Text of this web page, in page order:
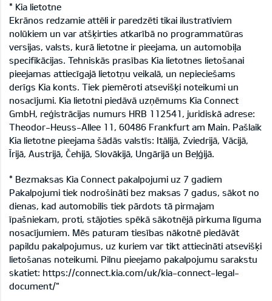
* Kia lietotne
Ekrānos redzamie attēli ir paredzēti tikai ilustratīviem
nolūkiem un var atšķirties atkarībā no programmatūras
versijas, valsts, kurā lietotne ir pieejama, un automobiļa
specifikācijas. Tehniskās prasības Kia lietotnes lietošanai
pieejamas attiecīgajā lietotņu veikalā, un nepieciešams
derīgs Kia konts. Tiek piemēroti atsevišķi noteikumi un
nosacījumi. Kia lietotni piedāvā uzņēmums Kia Connect
GmbH, reģistrācijas numurs HRB 112541, juridiskā adrese:
Theodor-Heuss-Allee 11, 60486 Frankfurt am Main. Pašlaik
Kia lietotne pieejama šādās valstīs: Itālijā, Zviedrijā, Vācijā,
Īrijā, Austrijā, Čehijā, Slovākijā, Ungārijā un Beļģijā.
* Bezmaksas Kia Connect pakalpojumi uz 7 gadiem
Pakalpojumi tiek nodrošināti bez maksas 7 gadus, sākot no
dienas, kad automobilis tiek pārdots tā pirmajam
īpašniekam, proti, stājoties spēkā sākotnējā pirkuma līguma
nosacījumiem. Mēs paturam tiesības nākotnē piedāvāt
papildu pakalpojumus, uz kuriem var tikt attiecināti atsevišķi
lietošanas noteikumi. Pilnu pieejamo pakalpojumu sarakstu
skatiet: https://connect.kia.com/uk/kia-connect-legal-
document/"